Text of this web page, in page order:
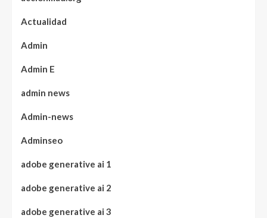
Actualidad
Admin
Admin E
admin news
Admin-news
Adminseo
adobe generative ai 1
adobe generative ai 2
adobe generative ai 3